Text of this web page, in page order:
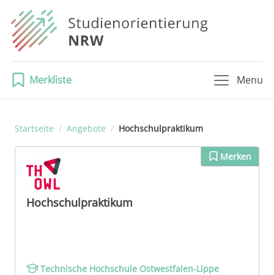
Merkliste Menu
Startseite / Angebote / Hochschulpraktikum
Merken
Hochschulpraktikum
Technische Hochschule Ostwestfalen-Lippe